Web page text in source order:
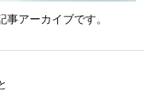
アーカイブです。